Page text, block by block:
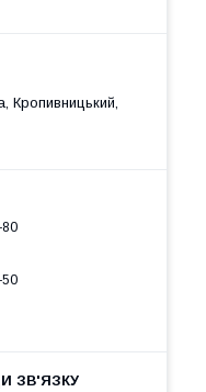
Кропивницький,
80
50